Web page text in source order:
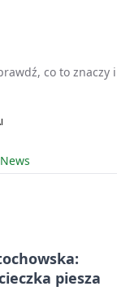
co to znaczy i
piesza